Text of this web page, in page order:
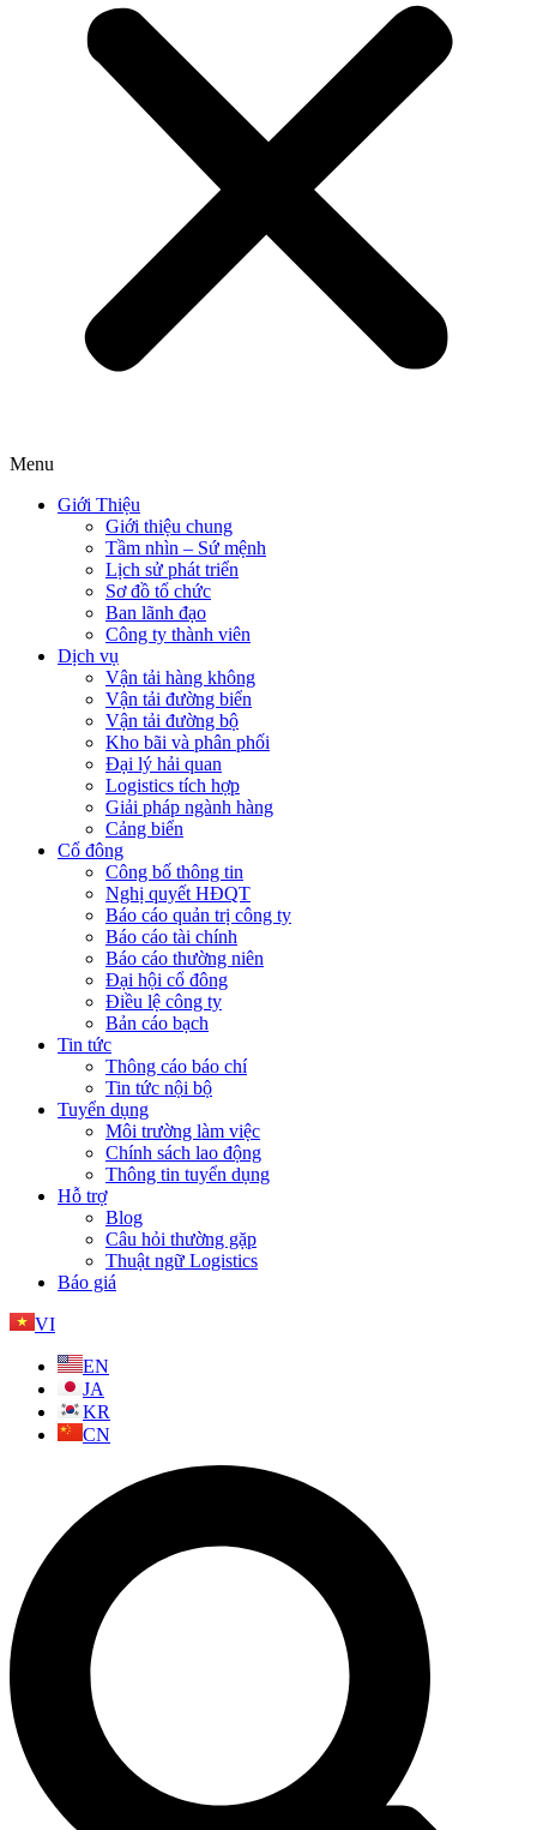
Menu
Giới Thiệu
Giới thiệu chung
Tầm nhìn – Sứ mệnh
Lịch sử phát triển
Sơ đồ tổ chức
Ban lãnh đạo
Công ty thành viên
Dịch vụ
Vận tải hàng không
Vận tải đường biển
Vận tải đường bộ
Kho bãi và phân phối
Đại lý hải quan
Logistics tích hợp
Giải pháp ngành hàng
Cảng biển
Cổ đông
Công bố thông tin
Nghị quyết HĐQT
Báo cáo quản trị công ty
Báo cáo tài chính
Báo cáo thường niên
Đại hội cổ đông
Điều lệ công ty
Bản cáo bạch
Tin tức
Thông cáo báo chí
Tin tức nội bộ
Tuyển dụng
Môi trường làm việc
Chính sách lao động
Thông tin tuyển dụng
Hỗ trợ
Blog
Câu hỏi thường gặp
Thuật ngữ Logistics
Báo giá
VI
EN
JA
KR
CN